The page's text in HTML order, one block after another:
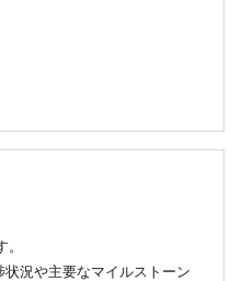
況や主要なマイルストーン